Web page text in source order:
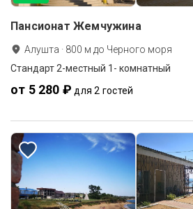
Пансионат Жемчужина
Алушта · 800 м до Черного моря
Стандарт 2-местный 1- комнатный
от 5 280 ₽ для 2 гостей